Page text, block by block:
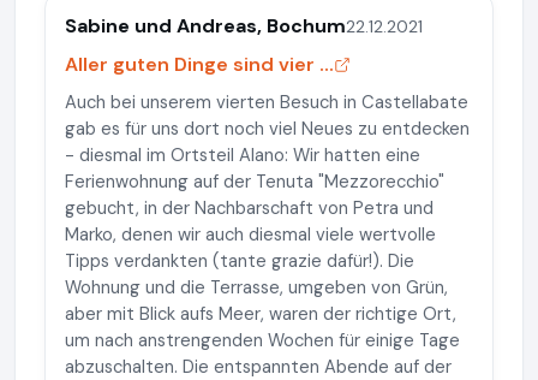
Sabine und Andreas, Bochum22.12.2021
Aller guten Dinge sind vier ...
Auch bei unserem vierten Besuch in Castellabate
gab es für uns dort noch viel Neues zu entdecken
- diesmal im Ortsteil Alano: Wir hatten eine
Ferienwohnung auf der Tenuta "Mezzorecchio"
gebucht, in der Nachbarschaft von Petra und
Marko, denen wir auch diesmal viele wertvolle
Tipps verdankten (tante grazie dafür!). Die
Wohnung und die Terrasse, umgeben von Grün,
aber mit Blick aufs Meer, waren der richtige Ort,
um nach anstrengenden Wochen für einige Tage
abzuschalten. Die entspannten Abende auf der